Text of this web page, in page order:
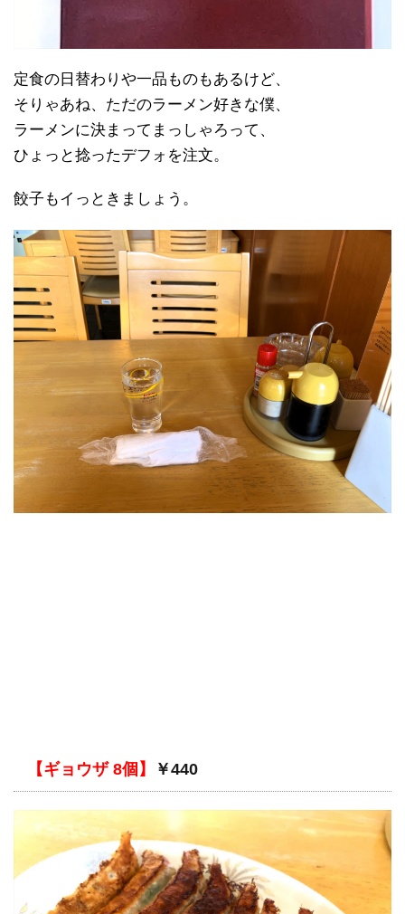
定食の日替わりや一品ものもあるけど、
そりゃあね、ただのラーメン好きな僕、
ラーメンに決まってまっしゃろって、
ひょっと捻ったデフォを注文。
餃子もイっときましょう。
【ギョウザ 8個】 ￥440